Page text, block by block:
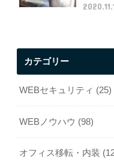
カテゴリー
WEBセキュリティ (25)
WEBノウハウ (98)
オフィス移転・内装